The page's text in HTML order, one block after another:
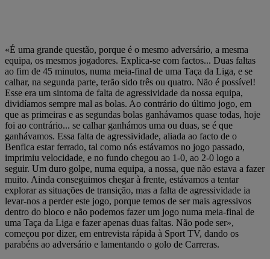
«É uma grande questão, porque é o mesmo adversário, a mesma
equipa, os mesmos jogadores. Explica-se com factos... Duas faltas
ao fim de 45 minutos, numa meia-final de uma Taça da Liga, e se
calhar, na segunda parte, terão sido três ou quatro. Não é possível!
Esse era um sintoma de falta de agressividade da nossa equipa,
dividíamos sempre mal as bolas. Ao contrário do último jogo, em
que as primeiras e as segundas bolas ganhávamos quase todas, hoje
foi ao contrário... se calhar ganhámos uma ou duas, se é que
ganhávamos. Essa falta de agressividade, aliada ao facto de o
Benfica estar ferrado, tal como nós estávamos no jogo passado,
imprimiu velocidade, e no fundo chegou ao 1-0, ao 2-0 logo a
seguir. Um duro golpe, numa equipa, a nossa, que não estava a fazer
muito. Ainda conseguimos chegar à frente, estávamos a tentar
explorar as situações de transição, mas a falta de agressividade ia
levar-nos a perder este jogo, porque temos de ser mais agressivos
dentro do bloco e não podemos fazer um jogo numa meia-final de
uma Taça da Liga e fazer apenas duas faltas. Não pode ser»,
começou por dizer, em entrevista rápida à Sport TV, dando os
parabéns ao adversário e lamentando o golo de Carreras.